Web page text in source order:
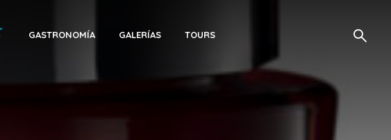
GASTRONOMÍA GALERÍAS TOURS